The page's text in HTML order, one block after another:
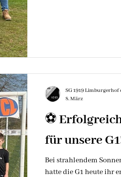
⚽️
für unsere
​Bei strahlendem
hatte die G1 heute ihr
SG 1919 Limburgerhof
8. März